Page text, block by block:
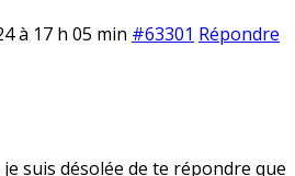
à 17 h 05 min #63301 Répondre
suis désolée de te répondre que